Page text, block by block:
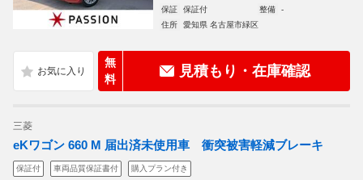
保証
保証付 整備
-
住所
愛知県 名古屋市緑区
無
料
見積もり・在庫確認
三菱
eKワゴン 660 M 届出済未使用車 衝突被害軽減ブレーキ
保証付 車両品質保証書付 購入プラン付き